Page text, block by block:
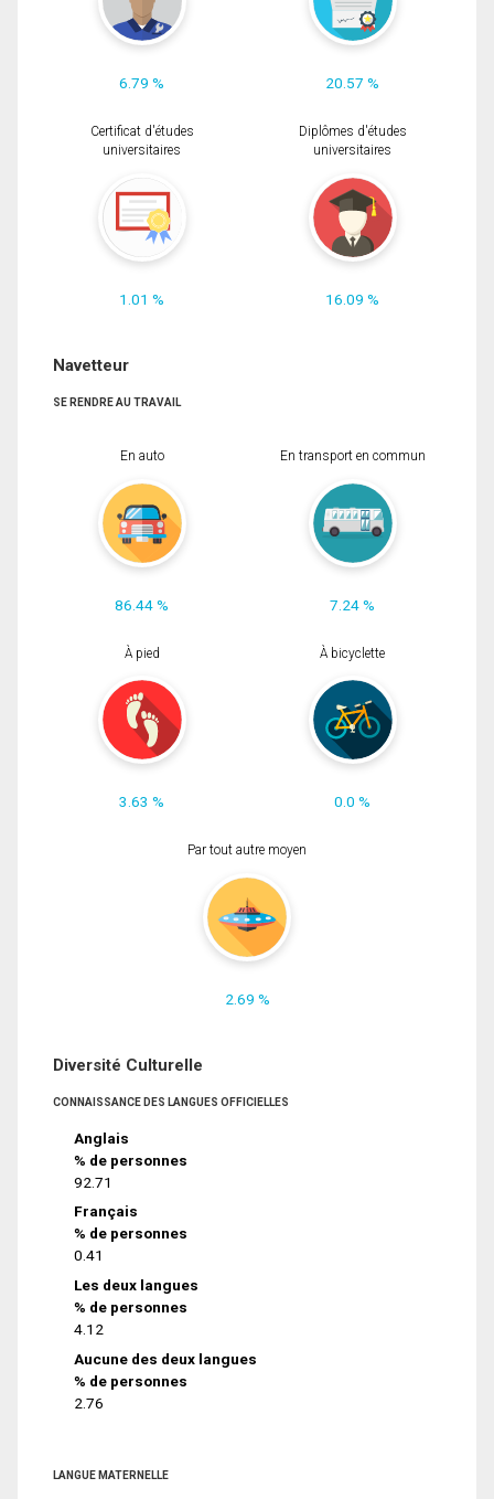
6.79 % 20.57 %
Certificat d'études
universitaires
1.01 %
Diplômes d'études
universitaires
16.09 %
Navetteur
SE RENDRE AU TRAVAIL
En auto
86.44 %
En transport en commun
7.24 %
À pied
3.63 %
À bicyclette
0.0 %
Par tout autre moyen
2.69 %
Diversité Culturelle
CONNAISSANCE DES LANGUES OFFICIELLES
Anglais
% de personnes
92.71
Français
% de personnes
0.41
Les deux langues
% de personnes
4.12
Aucune des deux langues
% de personnes
2.76
LANGUE MATERNELLE